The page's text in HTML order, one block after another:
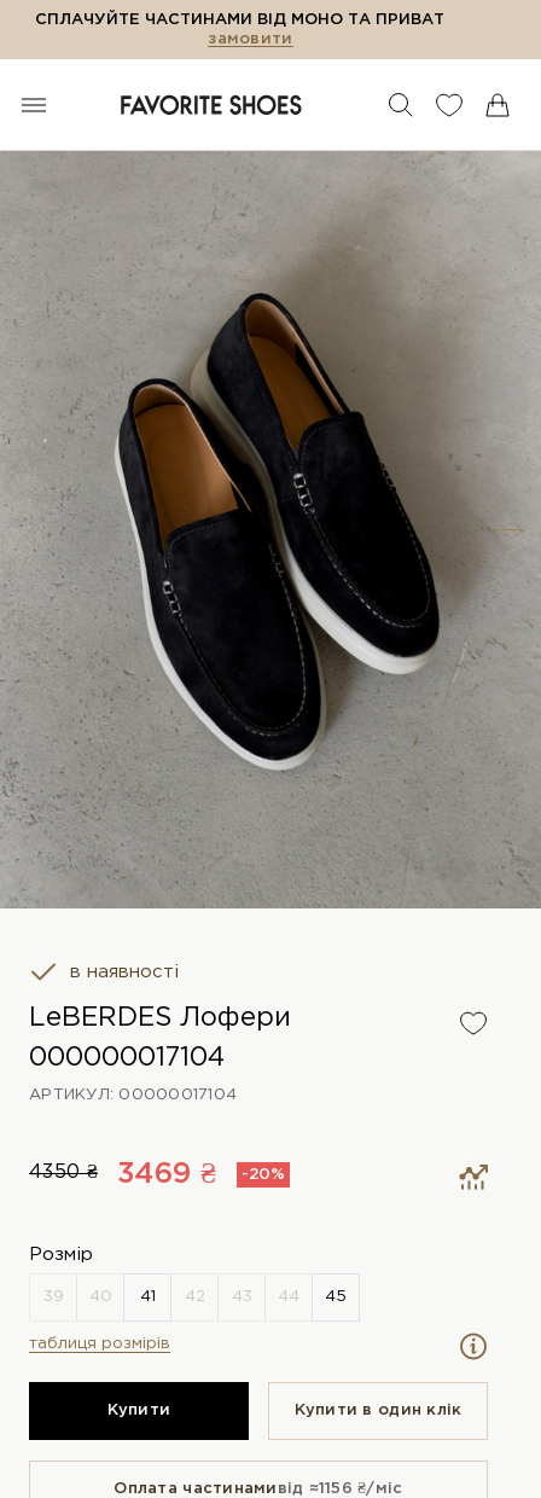
СПЛАЧУЙТЕ ЧАСТИНАМИ ВІД МОНО ТА ПРИВАТ
замовити
в наявності
LeBERDES Лофери
000000017104
АРТИКУЛ: 00000017104
4350 ₴ 3469 ₴ -20%
Розмір
таблиця розмірів
Купити Купити в один клiк
Оплата частинами від ≈1156 ₴/міс